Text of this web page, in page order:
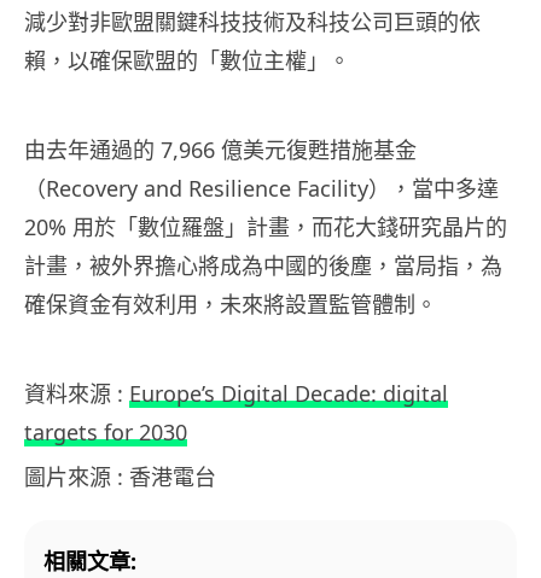
減少對非歐盟關鍵科技技術及科技公司巨頭的依
賴，以確保歐盟的「數位主權」。
由去年通過的 7,966 億美元復甦措施基金
（Recovery and Resilience Facility），當中多達
20% 用於「數位羅盤」計畫，而花大錢研究晶片的
計畫，被外界擔心將成為中國的後塵，當局指，為
確保資金有效利用，未來將設置監管體制。
資料來源 : Europe’s Digital Decade: digital
targets for 2030
圖片來源 : 香港電台
相關文章: